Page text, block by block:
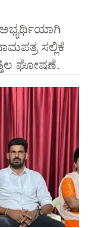
ಅಭ್ಯರ್ಥಿಯಾಗಿ
ಸಲ್ಲಿಕೆ
ಘೋಷಣೆ.